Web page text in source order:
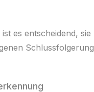
es entscheidend,